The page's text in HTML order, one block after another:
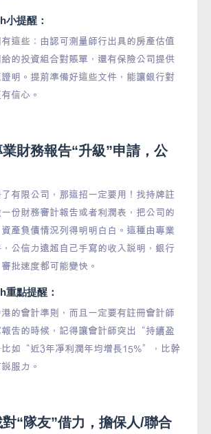
小提醒：
這些：由認可測量師行出具的房產估值
的投資組合對賬單，還有保險公司提供
明。提前準備好這些文件，能讓銀行對
信心。
財務報告“升級”申請，公
有限公司，那這招一定要用！找持牌註
份財務審計報告或者利潤表，把公司的
產負債情況列得明明白白。這種由專業
公信力遠超自己手寫的收入說明，銀行
批速度都可能變快。
重點提醒：
的會計準則，而且一定要有註冊會計師
告的時候，記得讓會計師突出“持續盈
如“近3年凈利潤年均增長15%”，比幹
服力。
“隊友”借力，擔保人/聯合